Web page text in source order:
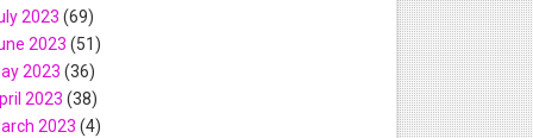
2023 (69)
2023 (51)
2023 (36)
2023 (38)
2023 (4)